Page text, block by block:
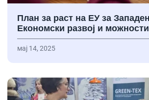
План за раст на ЕУ за
Економски развој и
мај 14, 2025